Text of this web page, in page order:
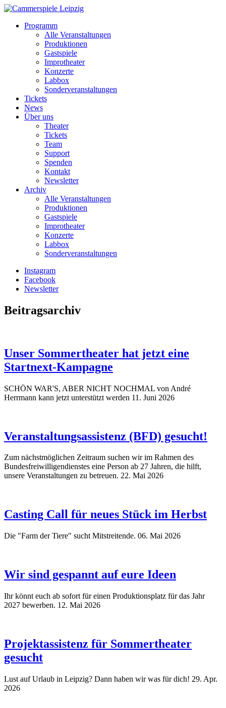
Programm
Alle Veranstaltungen
Produktionen
Gastspiele
Improtheater
Konzerte
Labbox
Sonderveranstaltungen
Tickets
News
Über uns
Theater
Tickets
Team
Support
Spenden
Kontakt
Newsletter
Archiv
Alle Veranstaltungen
Produktionen
Gastspiele
Improtheater
Konzerte
Labbox
Sonderveranstaltungen
Instagram
Facebook
Newsletter
Beitragsarchiv
Unser Sommertheater hat jetzt eine
Startnext-Kampagne
SCHÖN WAR'S, ABER NICHT NOCHMAL von André
Herrmann kann jetzt unterstützt werden 11. Juni 2026
Veranstaltungsassistenz (BFD) gesucht!
Zum nächstmöglichen Zeitraum suchen wir im Rahmen des
Bundesfreiwilligendienstes eine Person ab 27 Jahren, die hilft,
unsere Veranstaltungen zu betreuen. 22. Mai 2026
Casting Call für neues Stück im Herbst
Die "Farm der Tiere" sucht Mitstreitende. 06. Mai 2026
Wir sind gespannt auf eure Ideen
Ihr könnt euch ab sofort für einen Produktionsplatz für das Jahr
2027 bewerben. 12. Mai 2026
Projektassistenz für Sommertheater
gesucht
Lust auf Urlaub in Leipzig? Dann haben wir was für dich! 29. Apr.
2026